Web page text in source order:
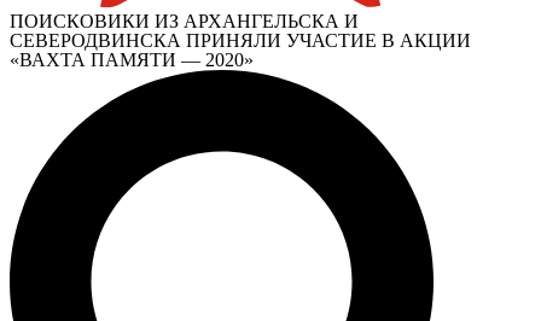
ПОИСКОВИКИ ИЗ АРХАНГЕЛЬСКА И
СЕВЕРОДВИНСКА ПРИНЯЛИ УЧАСТИЕ В АКЦИИ
«ВАХТА ПАМЯТИ — 2020»